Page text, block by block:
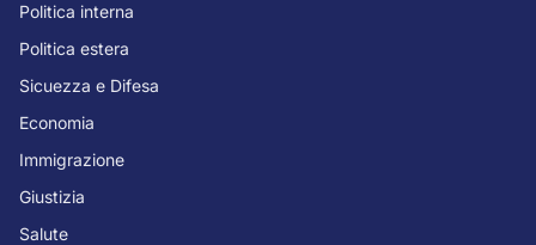
Politica interna
Politica estera
Sicuezza e Difesa
Economia
Immigrazione
Giustizia
Salute